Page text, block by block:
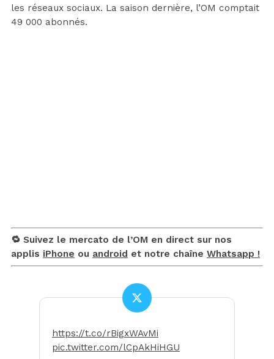
les réseaux sociaux. La saison dernière, l’OM comptait
49 000 abonnés.
🔁 Suivez le mercato de l’OM en direct sur nos
applis iPhone ou android et notre chaîne Whatsapp !
https://t.co/rBigxWAvMi
pic.twitter.com/lCpAkHiHGU